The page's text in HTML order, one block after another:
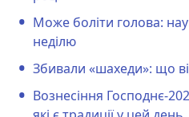
Може боліти голова:
неділю
Збивали «шахеди»: що
Вознесіння Господнє-